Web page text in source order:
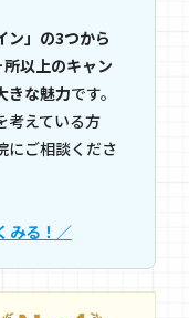
ン」の3つから
以上のキャン
きな魅力です。
考えている方
にご相談くださ
みる！／